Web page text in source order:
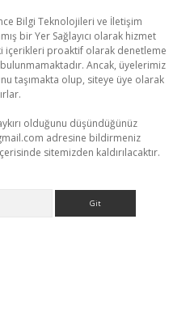
Bilgi Teknolojileri ve İletişim
bir Yer Sağlayıcı olarak hizmet
içerikleri proaktif olarak denetleme
Ancak, üyelerimiz
taşımakta olup, siteye üye olarak
olduğunu düşündüğünüz
adresine bildirmeniz
sitemizden kaldırılacaktır.